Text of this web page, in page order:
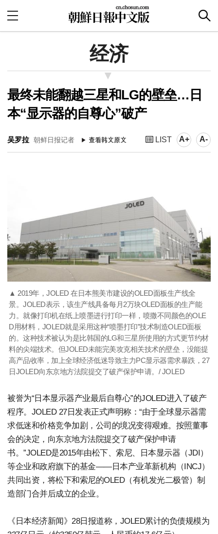
经济
最终未能翻越三星和LG的壁垒…日
本“显示器的自尊心”破产
吴罗拉 朝鲜日报记者 LIST A+ A-
▲ 2019年，JOLED 在日本熊美市建设的OLED面板生产线全
景。JOLED表示，该生产线具备每月2万块OLED面板的生产能
力。就像打印机在纸上喷墨进行打印一样，喷撒不同颜色的OLE
D用材料，JOLED就是采用这种“喷墨打印”技术制造OLED面板
的。这种技术被认为是比韩国的LG和三星所使用的方式更节约材
料的尖端技术。但JOLED未能完美攻克相关技术的壁垒，没能提
高产品收率，加上全球经济低迷导致主力PC显示器需求暴跌，27
日JOLED向东京地方法院提交了破产保护申请。/ JOLED
被誉为“日本显示器产业最后自尊心”的JOLED进入了破产
程序。JOLED 27日发表正式声明称：“由于全球显示器需
求低迷和价格竞争加剧，公司的境况变得艰难。按照董事
会的决定，向东京地方法院提交了破产保护申请
书。”JOLED是2015年由松下、索尼、日本显示器（JDI）
等企业和政府旗下的基金——日本产业革新机构（INCJ）
共同出资，将松下和索尼的OLED（有机发光二极管）制
造部门合并后成立的企业。
《日本经济新闻》28日报道称，JOLED累计的负债规模为